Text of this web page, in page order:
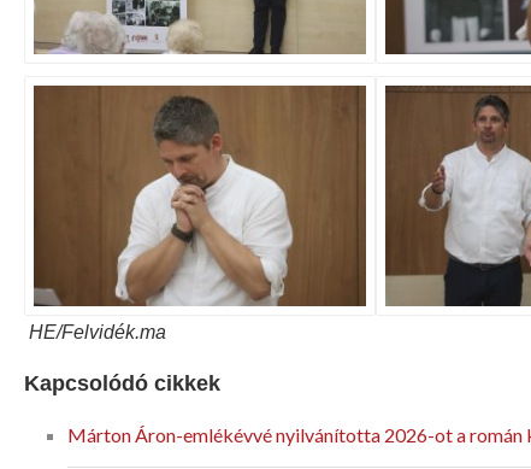
HE/Felvidék.ma
Kapcsolódó cikkek
Márton Áron-emlékévvé nyilvánította 2026-ot a román